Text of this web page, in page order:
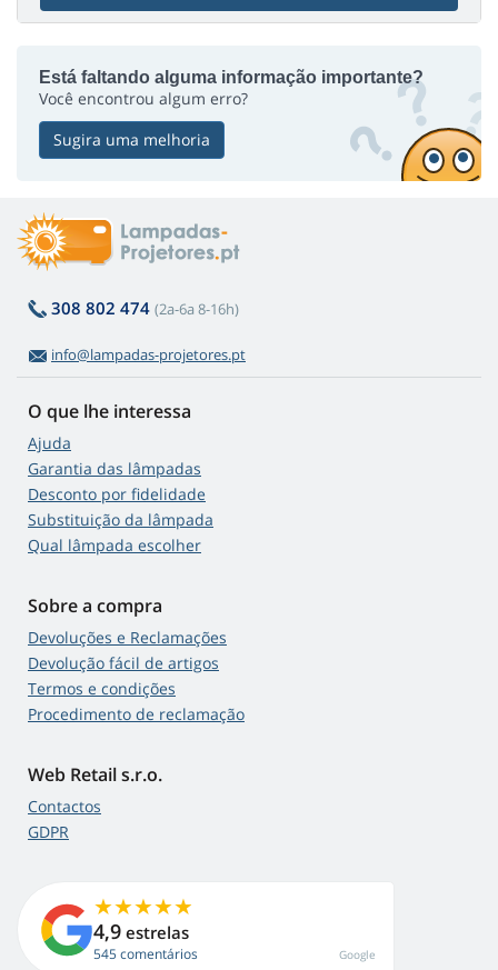
Está faltando alguma informação importante?
Você encontrou algum erro?
Sugira uma melhoria
308 802 474 (2a-6a 8-16h)
info@lampadas-projetores.pt
O que lhe interessa
Ajuda
Garantia das lâmpadas
Desconto por fidelidade
Substituição da lâmpada
Qual lâmpada escolher
Sobre a compra
Devoluções e Reclamações
Devolução fácil de artigos
Termos e condições
Procedimento de reclamação
Web Retail s.r.o.
Contactos
GDPR
4,9 estrelas
545 comentários Google